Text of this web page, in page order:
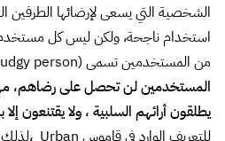
الشخصية التي يسعى لإرضائها الطرفين
استخدام ناجحة، ولكن ليس كل
من المستخدمين تسمى (Judgy person) وهم :
المستخدمين لن تحصل على رضاهم،
يطلقون أرائهم السلبية ، ولا يقتنعون
للتعريف الوارد في قاموس Urban